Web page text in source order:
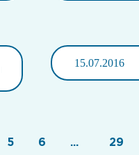
15.07.2016
5 6 ... 29